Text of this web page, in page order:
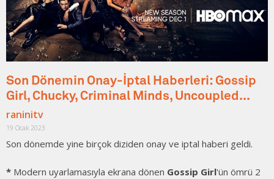
Son Dönemin Onay-İptal Haberleri: Gossip
Girl, Chucky, Criminal Minds, Uncoupled...
raninitv
19 Ocak 2023
Son dönemde yine birçok diziden onay ve iptal haberi geldi.
* Modern uyarlamasıyla ekrana dönen Gossip Girl'ün ömrü 2